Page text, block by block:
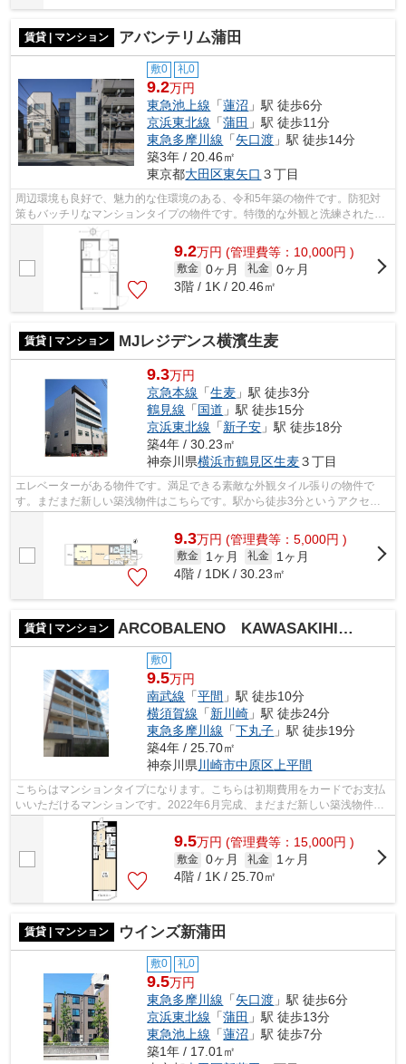
賃貸 | マンション アバンテリム蒲田
敷0 礼0
9.2万円
東急池上線 「蓮沼 」駅 徒歩6分
京浜東北線 「蒲田 」駅 徒歩11分
東急多摩川線 「矢口渡 」駅 徒歩14分
築3年 / 20.46㎡
東京都大田区東矢口 ３丁目
周辺環境も良好で、魅力的な住環境のある、令和5年築の物件です。防犯対
策もバッチリなマンションタイプの物件です。特徴的な外観と洗練された設
計の内装を持つデザイナーズ。電車移動...
9.2万円 (管理費等：10,000円 )
敷金 0ヶ月 礼金 0ヶ月
3階 / 1K / 20.46㎡
賃貸 | マンション MJレジデンス横濱生麦
9.3万円
京急本線 「生麦 」駅 徒歩3分
鶴見線 「国道 」駅 徒歩15分
京浜東北線 「新子安 」駅 徒歩18分
築4年 / 30.23㎡
神奈川県横浜市鶴見区生麦３丁目
エレベーターがある物件です。満足できる素敵な外観タイル張りの物件で
す。まだまだ新しい築浅物件はこちらです。駅から徒歩3分というアクセス
9.3万円 (管理費等：5,000円 )
敷金 1ヶ月 礼金
1ヶ月
4階 / 1DK / 30.23㎡
賃貸 | マンション ARCOBALENO KAWASAKIHIRAMA
敷0
9.5万円
南武線 「平間 」駅 徒歩10分
横須賀線 「新川崎 」駅 徒歩24分
東急多摩川線 「下丸子 」駅 徒歩19分
築4年 / 25.70㎡
神奈川県 川崎市中原区 上平間
こちらはマンションタイプになります。こちらは初期費用をカードでお支払
いいただけるマンションです。2022年6月完成、まだまだ新しい築浅物件。
共用部には敷地内ごみ置き場・エレベー...
9.5万円 (管理費等：15,000円 )
敷金 0ヶ月 礼金
1ヶ月
4階 / 1K / 25.70㎡
賃貸 | マンション ウインズ新蒲田
敷0 礼0
9.5万円
東急多摩川線 「矢口渡 」駅 徒歩6分
京浜東北線 「蒲田 」駅 徒歩13分
東急池上線 「蓮沼 」駅 徒歩7分
築1年 / 17.01㎡